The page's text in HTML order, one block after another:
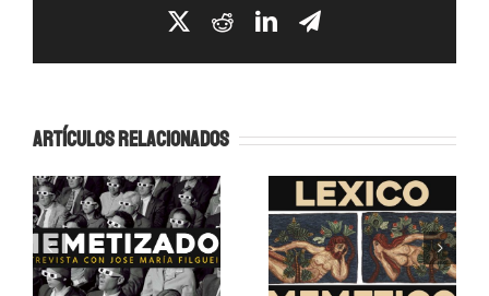
RedditLinkedInTelegram
Artículos relacionados
Memetizados:
Entrevista con
Jose Mª
Léxico
Memético:
Manual para
mentes